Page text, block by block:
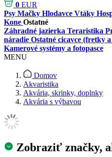
0 EUR
Psy Mačky Hlodavce Vtáky
Kone Ostatné
Záhradné jazierka Teraristika
náradie Ostatné cicavce (fretky
Kamerové systémy a fotopasce
MENU
Domov
Akvaristika
Akvária, skrinky, doplnky
Akvária s výbavou
Zobraziť značky,